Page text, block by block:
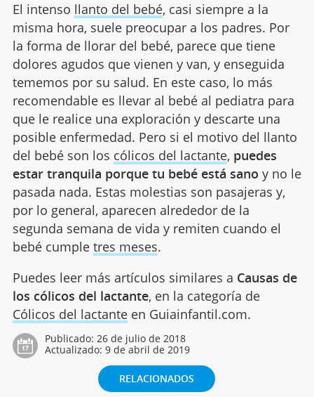
El intenso llanto del bebé, casi siempre a la
misma hora, suele preocupar a los padres. Por
la forma de llorar del bebé, parece que tiene
dolores agudos que vienen y van, y enseguida
tememos por su salud. En este caso, lo más
recomendable es llevar al bebé al pediatra para
que le realice una exploración y descarte una
posible enfermedad. Pero si el motivo del llanto
del bebé son los cólicos del lactante, puedes
estar tranquila porque tu bebé está sano y no le
pasada nada. Estas molestias son pasajeras y,
por lo general, aparecen alrededor de la
segunda semana de vida y remiten cuando el
bebé cumple tres meses.
Puedes leer más artículos similares a Causas de
los cólicos del lactante, en la categoría de
Cólicos del lactanteen Guiainfantil.com.
Publicado: 26 de julio de 2018
Actualizado: 9 de abril de 2019
RELACIONADOS